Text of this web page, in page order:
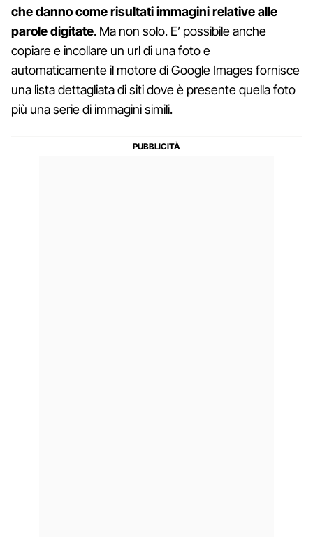
che danno come risultati immagini relative alle
parole digitate. Ma non solo. E’ possibile anche
copiare e incollare un url di una foto e
automaticamente il motore di Google Images fornisce
una lista dettagliata di siti dove è presente quella foto
più una serie di immagini simili.